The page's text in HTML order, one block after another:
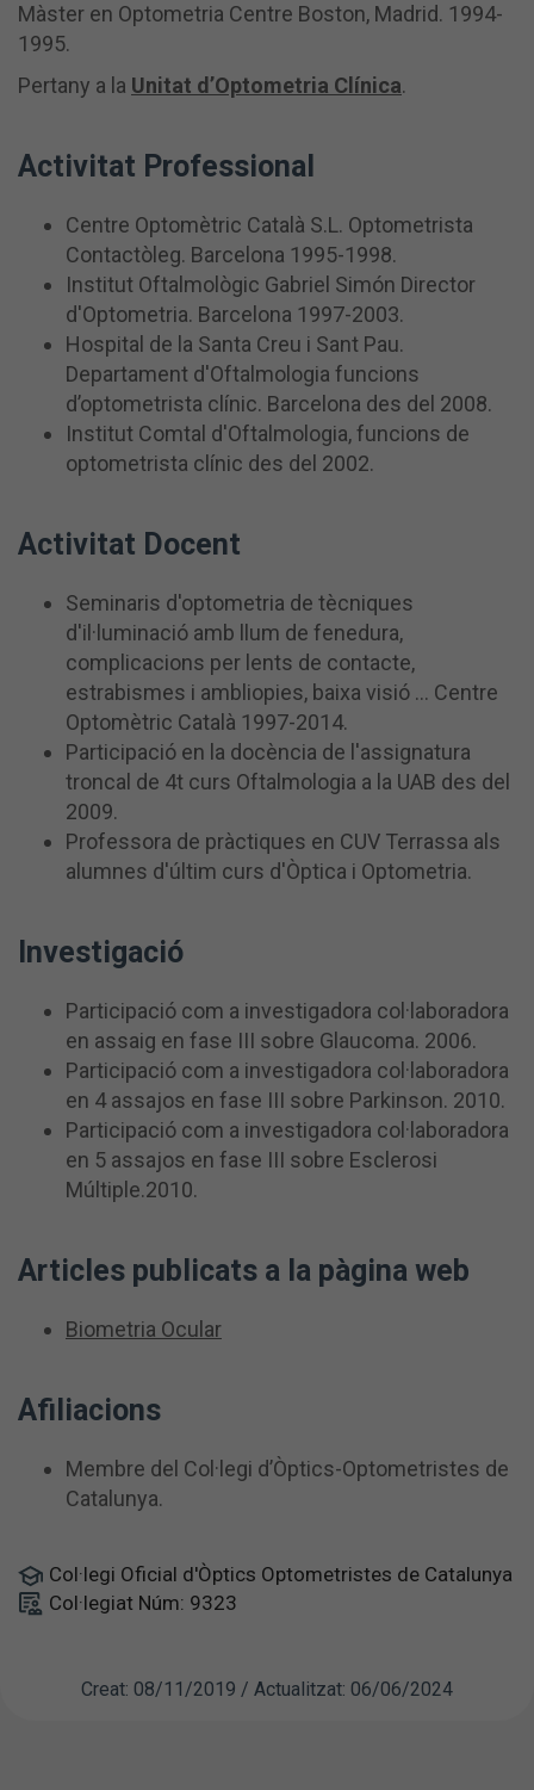
Màster en Optometria Centre Boston, Madrid. 1994-
1995.
Pertany a la Unitat d’Optometria Clínica.
Activitat Professional
Centre Optomètric Català S.L. Optometrista
Contactòleg. Barcelona 1995-1998.
Institut Oftalmològic Gabriel Simón Director
d'Optometria. Barcelona 1997-2003.
Hospital de la Santa Creu i Sant Pau.
Departament d'Oftalmologia funcions
d’optometrista clínic. Barcelona des del 2008.
Institut Comtal d'Oftalmologia, funcions de
optometrista clínic des del 2002.
Activitat Docent
Seminaris d'optometria de tècniques
d'il·luminació amb llum de fenedura,
complicacions per lents de contacte,
estrabismes i ambliopies, baixa visió ... Centre
Optomètric Català 1997-2014.
Participació en la docència de l'assignatura
troncal de 4t curs Oftalmologia a la UAB des del
2009.
Professora de pràctiques en CUV Terrassa als
alumnes d'últim curs d'Òptica i Optometria.
Investigació
Participació com a investigadora col·laboradora
en assaig en fase III sobre Glaucoma. 2006.
Participació com a investigadora col·laboradora
en 4 assajos en fase III sobre Parkinson. 2010.
Participació com a investigadora col·laboradora
en 5 assajos en fase III sobre Esclerosi
Múltiple.2010.
Articles publicats a la pàgina web
Biometria Ocular
Afiliacions
Membre del Col·legi d’Òptics-Optometristes de
Catalunya.
Col·legi Oficial d'Òptics Optometristes de Catalunya
Col·legiat Núm: 9323
Creat: 08/11/2019 / Actualitzat: 06/06/2024